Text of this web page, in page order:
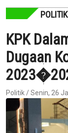
POLITIK
KPK
Dugaan
Politik / Senin, 26